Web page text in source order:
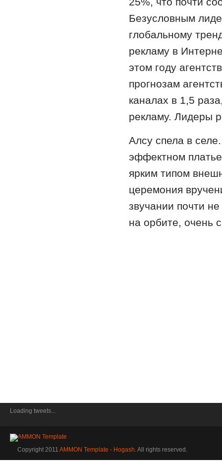
Безусловным
глобальному
рекламу в
этом году
прогнозам
каналах в 1,5
рекламу. Лидеры
Алсу спела в
эффектном
ярким типом
церемония
звучании почти
на орбите, очень
Loading tweets...
Copyright 2011 AMMON Template - Hogash. All rights reserved.